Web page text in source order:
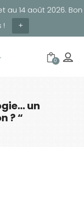
au 14 août 2026. Bon
!
+
0
un
? “